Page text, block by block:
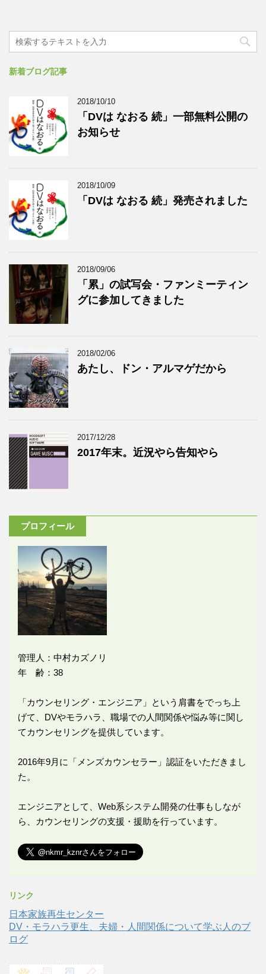
新着ブログ記事
2018/10/10
「DVは なおる 続」一部無料公開の
お知らせ
2018/10/09
「DVは なおる 続」発売されました
2018/09/06
「累」の試写会・ファンミーティン
グに参加してきました
2018/02/06
あたし、ドン・アルマゲだから
2017/12/28
2017年末。近況やら告知やら
プロフィール
管理人：中村カズノリ
年 齢：38
「カウンセリング・エンジニア」という肩書をでっち上
げて、DVやモラハラ、職場での人間関係や悩み等に関し
てカウンセリングを提供しています。
2016年9月に「メンズカウンセラー」認証をいただきまし
た。
エンジニアとして、Web系システム開発の仕事もしなが
ら、カウンセリングの支援・援助を行っています。
リンク
日本家族再生センター
DV・モラハラ更生、夫婦・人間関係について学ぶ人のブ
ログ